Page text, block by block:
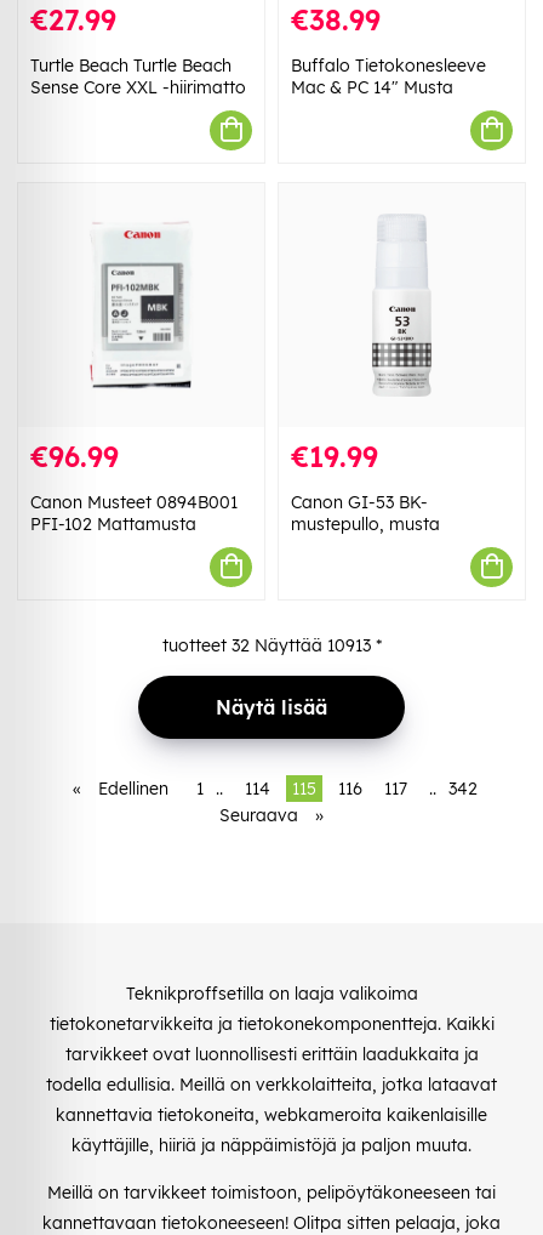
€27.99
Turtle Beach Turtle Beach
Sense Core XXL -hiirimatto
€38.99
Buffalo Tietokonesleeve
Mac & PC 14" Musta
€96.99
Canon Musteet 0894B001
PFI-102 Mattamusta
€19.99
Canon GI-53 BK-
mustepullo, musta
tuotteet 32Näyttää 10913*
Näytä lisää
« Edellinen 1 .. 114 115 116 117 .. 342
Seuraava
»
Teknikproffsetilla on laaja valikoima
tietokonetarvikkeita ja tietokonekomponentteja. Kaikki
tarvikkeet ovat luonnollisesti erittäin laadukkaita ja
todella edullisia. Meillä on verkkolaitteita, jotka lataavat
kannettavia tietokoneita, webkameroita kaikenlaisille
käyttäjille, hiiriä ja näppäimistöjä ja paljon muuta.
Meillä on tarvikkeet toimistoon, pelipöytäkoneeseen tai
kannettavaan tietokoneeseen! Olitpa sitten pelaaja, joka